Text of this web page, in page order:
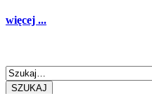
więcej ...
SZUKAJ